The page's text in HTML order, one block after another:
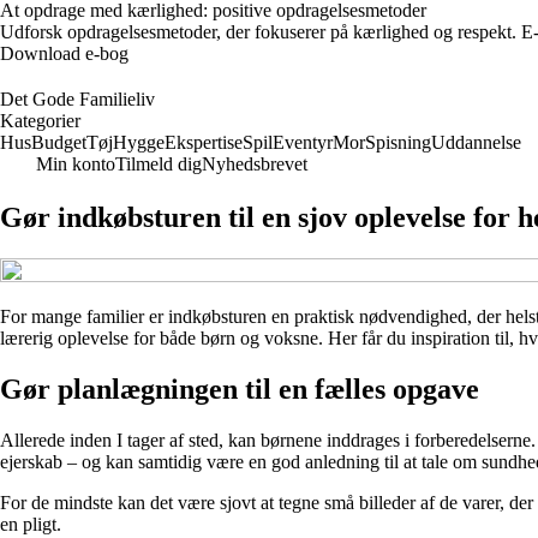
At opdrage med kærlighed: positive opdragelsesmetoder
Udforsk opdragelsesmetoder, der fokuserer på kærlighed og
Download e-bog
Det Gode Familieliv
Kategorier
HusBudgetTøjHyggeEkspertiseSpilEventyrMorSpisningUddannelse
Min kontoTilmeld digNyhedsbrevet
Gør indkøbsturen til en sjov oplevelse for
For mange familier er indkøbsturen en praktisk nødvendighed, der
lærerig oplevelse for både børn og voksne. Her får du inspiration til,
Gør planlægningen til en fælles opgave
Allerede inden I tager af sted, kan børnene inddrages i
ejerskab – og kan samtidig være en god anledning til at tale om
For de mindste kan det være sjovt at tegne små billeder af de varer,
en pligt.